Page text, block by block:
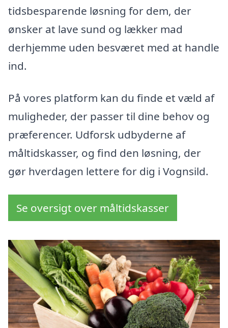
tidsbesparende løsning for dem, der
ønsker at lave sund og lækker mad
derhjemme uden besværet med at handle
ind.
På vores platform kan du finde et væld af
muligheder, der passer til dine behov og
præferencer. Udforsk udbyderne af
måltidskasser, og find den løsning, der
gør hverdagen lettere for dig i Vognsild.
Se oversigt over måltidskasser